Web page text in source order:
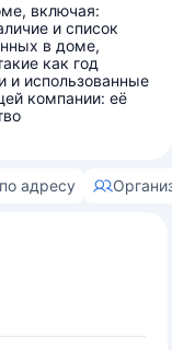
включая:
и список
в доме,
как год
и использованные
компании: её
адресу